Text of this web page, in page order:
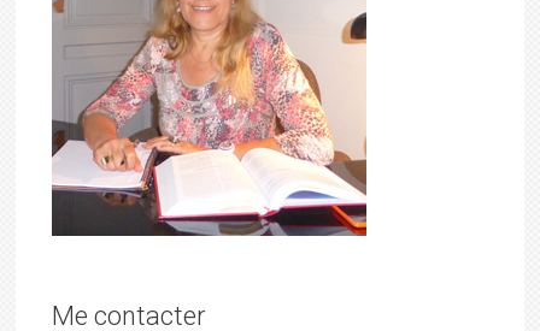
Me contacter